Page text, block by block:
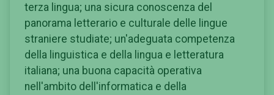
terza lingua; una sicura conoscenza del
panorama letterario e culturale delle lingue
straniere studiate; un'adeguata competenza
della linguistica e della lingua e letteratura
italiana; una buona capacità operativa
nell'ambito dell'informatica e della